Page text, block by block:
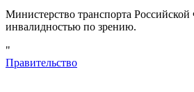
Министерство транспорта
инвалидностью по зрению.
"
Правительство